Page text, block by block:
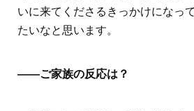
いに来てくださるきっかけになっ
たいなと思います。
――ご家族の反応は？